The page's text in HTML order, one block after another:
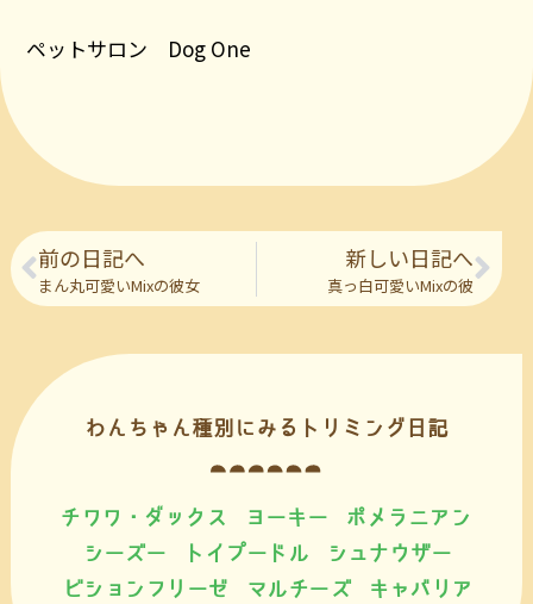
ペットサロン Dog One
前の日記へ
まん丸可愛いMixの彼女
新しい日記へ
真っ白可愛いMixの彼
わんちゃん種別にみるトリミング日記
チワワ・ダックス ヨーキー
ポメラニアン
シーズー
トイプードル
シュナウザー
ビションフリーゼ
マルチーズ
キャバリア